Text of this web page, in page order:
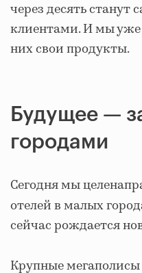
через десять станут
клиентами. И мы уже
них свои продукты.
Будущее —
городами
Сегодня мы
отелей в малых
сейчас рождается
Крупные